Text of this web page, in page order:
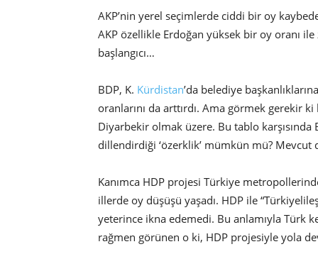
AKP’nin yerel seçimlerde ciddi bir oy
AKP özellikle Erdoğan yüksek bir oy oranı
başlangıcı…
BDP, K. Kürdistan’da belediye
oranlarını da arttırdı. Ama görmek gerekir
Diyarbekir olmak üzere. Bu tablo karşısında
dillendirdiği ‘özerklik’ mümkün mü?
Kanımca HDP projesi Türkiye
illerde oy düşüşü yaşadı. HDP ile
yeterince ikna edemedi. Bu anlamıyla Türk
rağmen görünen o ki, HDP projesiyle yola